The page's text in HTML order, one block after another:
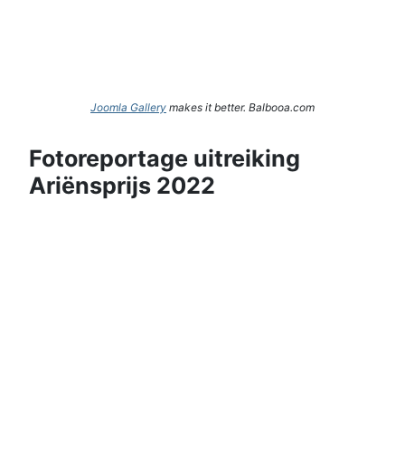
Joomla Gallery makes it better. Balbooa.com
Fotoreportage uitreiking
Ariënsprijs 2022